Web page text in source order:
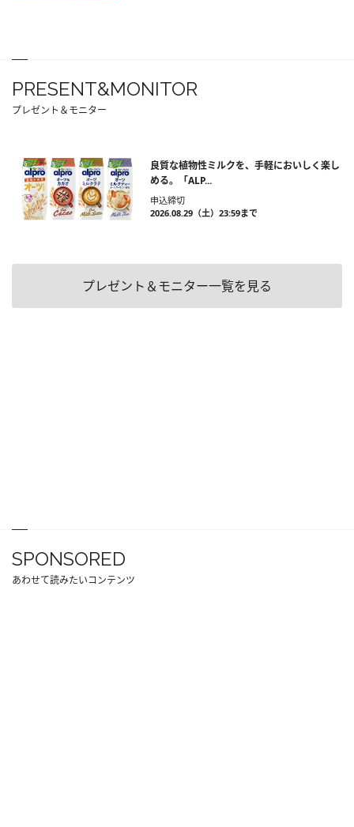
PRESENT&MONITOR
プレゼント＆モニター
良質な植物性ミルクを、手軽においしく楽し
める。「ALP...
申込締切
2026.08.29（土）23:59まで
プレゼント＆モニター一覧を見る
SPONSORED
あわせて読みたいコンテンツ